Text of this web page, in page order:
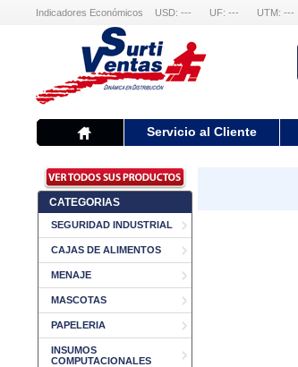
Indicadores Económicos USD: --- UF: --- UTM: ---
Servicio al Cliente
CATEGORIAS
SEGURIDAD INDUSTRIAL
CAJAS DE ALIMENTOS
MENAJE
MASCOTAS
PAPELERIA
INSUMOS
COMPUTACIONALES